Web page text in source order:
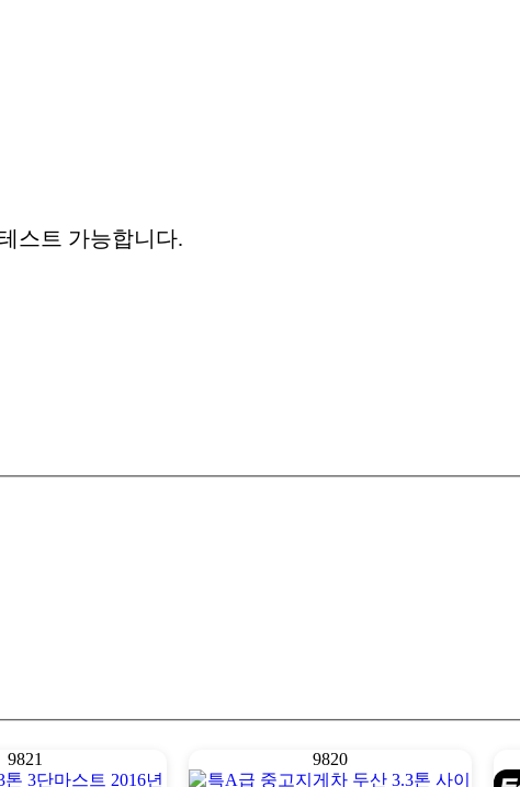
스트 가능합니다.
9821 9820